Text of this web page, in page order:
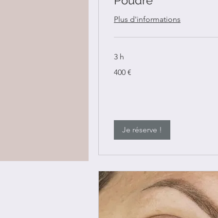
Plus d'informations
3 h
euros
400 €
Je réserve !